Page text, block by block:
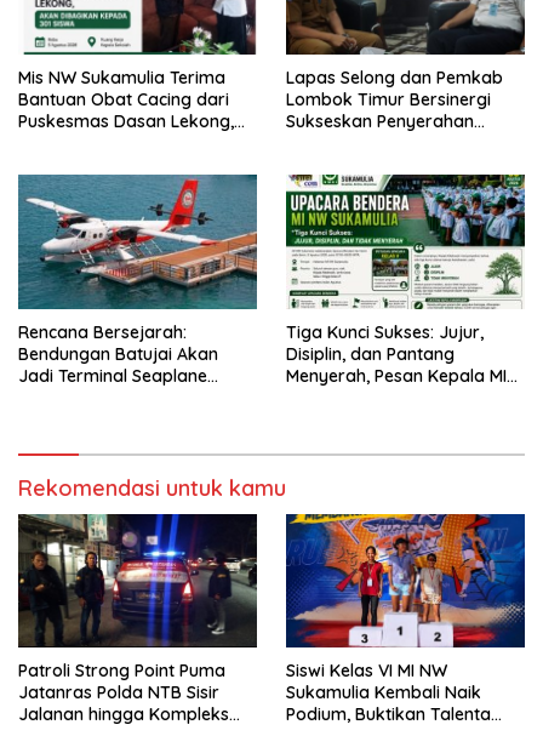
Mis NW Sukamulia Terima
Bantuan Obat Cacing dari
Puskesmas Dasan Lekong,
Lapas Selong dan Pemkab
Lombok Timur Bersinergi
Sukseskan Penyerahan
Rencana Bersejarah:
Bendungan Batujai Akan
Jadi Terminal Seaplane
Tiga Kunci Sukses: Jujur,
Disiplin, dan Pantang
Menyerah, Pesan Kepala MI
Rekomendasi untuk kamu
Patroli Strong Point Puma
Jatanras Polda NTB Sisir
Jalanan hingga Kompleks
Siswi Kelas VI MI NW
Sukamulia Kembali Naik
Podium, Buktikan Talenta